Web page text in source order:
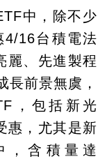
中，除不少
4/16台積電法
麗、先進製程
長前景無虞，
，包括新光
惠，尤其是新
，含積量達